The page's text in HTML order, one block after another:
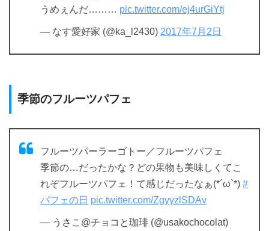
うめぇんだ……… pic.twitter.com/ej4urGiYtj
— なす愛好家 (@ka_l2430) 2017年7月2日
季節のフルーツパフェ
フルーツパーラーゴトー／フルーツパフェ
季節の…だったかな？どの果物も美味しくてこ
れぞフルーツパフェ！て感じだったなぁ(*´ω`*) #
パフェの日 pic.twitter.com/ZgyyzlSDAv
— うさこ@チョコと珈琲 (@usakochocolat)